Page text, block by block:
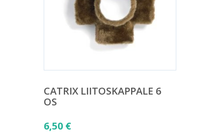
CATRIX LIITOSKAPPALE 6
OS
6,50 €